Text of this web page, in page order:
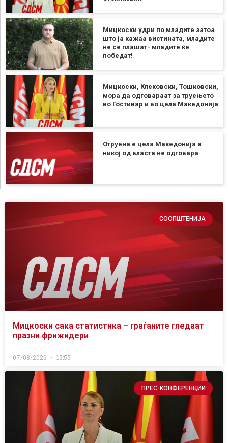
Мицкоски удри по младите затоа
што ја кажаа вистината, младите
не се плашат- младите ќе
победат!
Мицкоски, Клековски, Тошковски,
мора да одговараат за труењето
во Гостивар и во цела Македонија
Отруена е цела Македонија а
никој од власта не одговара
СООПШТЕНИЈА
Мицкоски сака статистика – граѓаните гледаат
празни фрижидери
07/08/2026 15:55
ПРЕС-КОНФЕРЕНЦИИ